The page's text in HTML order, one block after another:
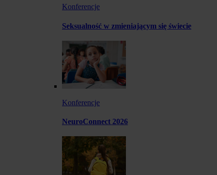
Konferencje
Seksualność w zmieniającym się świecie
Konferencje
NeuroConnect 2026